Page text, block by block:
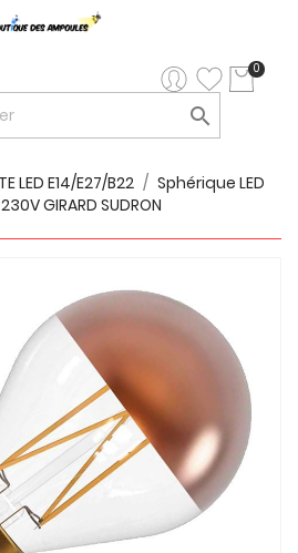
0

LED E14/E27/B22
Sphérique LED
GIRARD SUDRON